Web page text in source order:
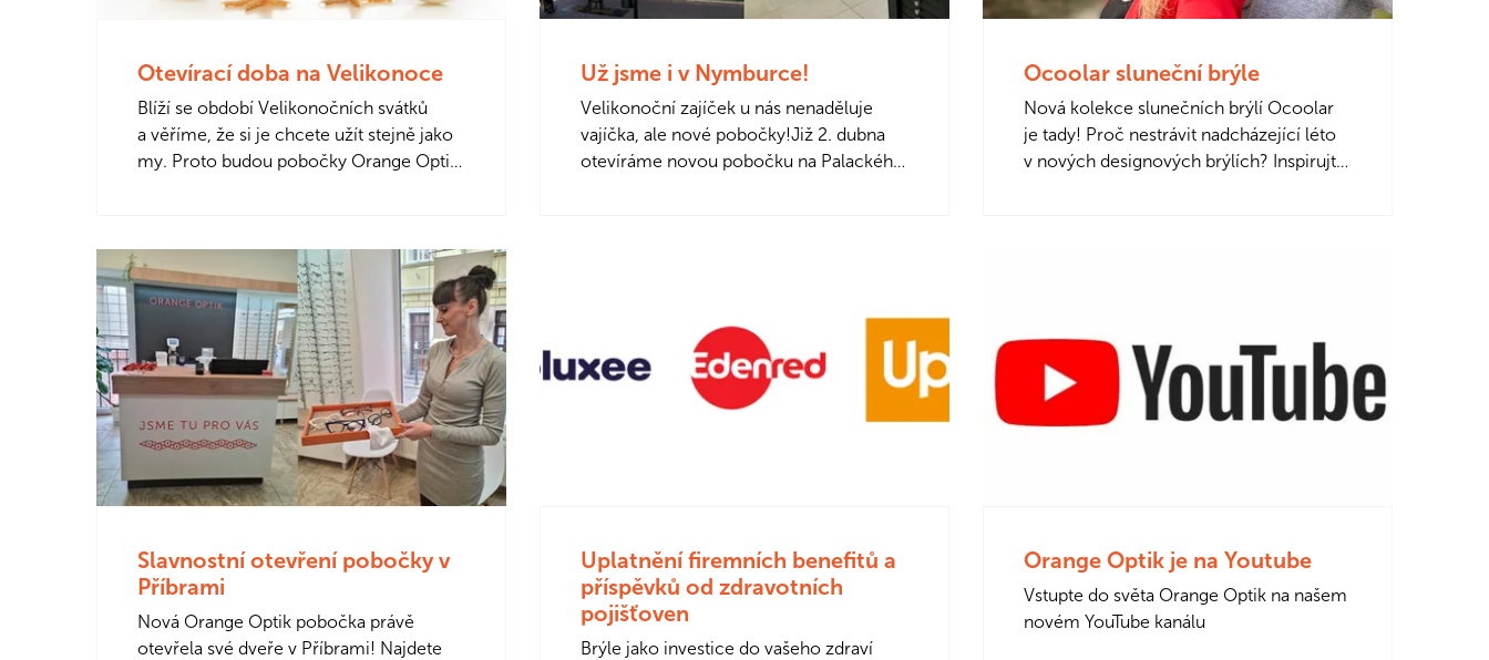
Otevírací doba na Velikonoce
Blíží se období Velikonočních svátků
a věříme, že si je chcete užít stejně jako
my. Proto budou pobočky Orange Optik
Už jsme i v Nymburce!
Velikonoční zajíček u nás nenaděluje
vajíčka, ale nové pobočky!Již 2. dubna
otevíráme novou pobočku na Palackého
Ocoolar sluneční brýle
Nová kolekce slunečních brýlí Ocoolar
je tady! Proč nestrávit nadcházející léto
v nových designových brýlích? Inspirujte
Slavnostní otevření pobočky v
Příbrami
Nová Orange Optik pobočka právě
otevřela své dveře v Příbrami! Najdete
Uplatnění firemních benefitů a
příspěvků od zdravotních
pojišťoven
Brýle jako investice do vašeho zdraví
Orange Optik je na Youtube
Vstupte do světa Orange Optik na našem
novém YouTube kanálu